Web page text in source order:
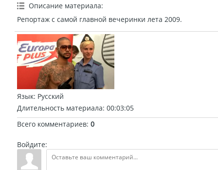
Описание материала:
Репортаж с самой главной вечеринки лета 2009.
Язык: Русский
Длительность материала: 00:03:05
Всего комментариев: 0
Войдите: